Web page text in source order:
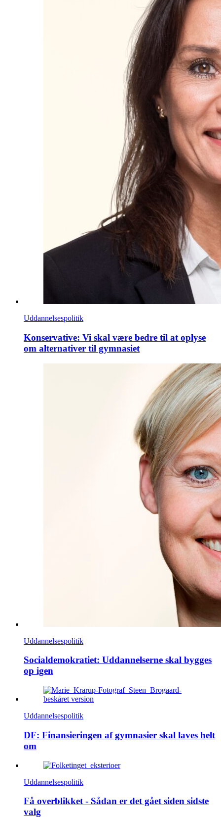
Uddannelsespolitik
Konservative: Vi skal være bedre til at oplyse
om alternativer til gymnasiet
Uddannelsespolitik
Socialdemokratiet: Uddannelserne skal bygges
op igen
Uddannelsespolitik
DF: Finansieringen af gymnasier skal laves helt
om
Uddannelsespolitik
Få overblikket - Sådan er det gået siden sidste
valg